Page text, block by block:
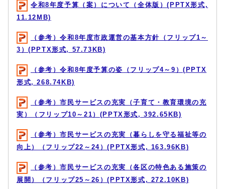
令和8年度予算（案）について（全体版）(PPTX形式,
11.12MB)
（参考）令和8年度市政運営の基本方針（フリップ1～
3）(PPTX形式, 57.73KB)
（参考）令和8年度予算の姿（フリップ4～9）(PPTX
形式, 268.74KB)
（参考）市民サービスの充実（子育て・教育環境の充
実）（フリップ10～21）(PPTX形式, 392.65KB)
（参考）市民サービスの充実（暮らしを守る福祉等の
向上）（フリップ22～24）(PPTX形式, 163.96KB)
（参考）市民サービスの充実（各区の特色ある施策の
展開）（フリップ25～26）(PPTX形式, 272.10KB)